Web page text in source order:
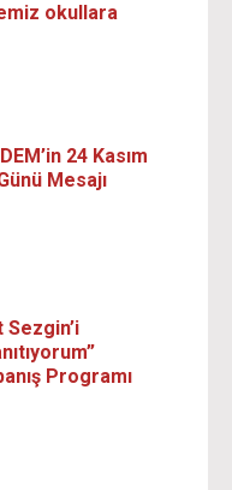
okullara
24 Kasım
Mesajı
Sezgin’i
Programı